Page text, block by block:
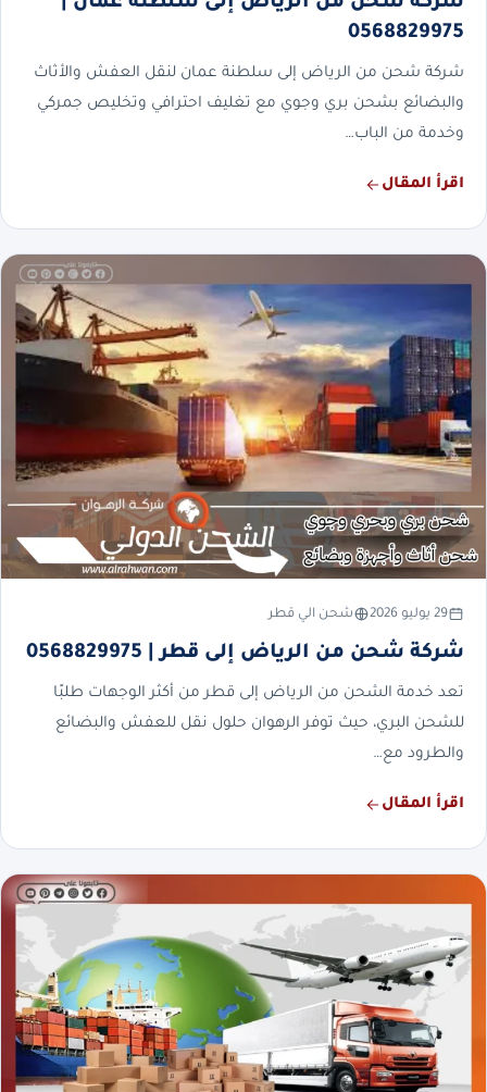
0568829975
شركة شحن من الرياض إلى سلطنة عمان لنقل العفش والأثاث
والبضائع بشحن بري وجوي مع تغليف احترافي وتخليص جمركي
وخدمة من الباب…
اقرأ المقال
29 يوليو 2026 شحن الي قطر
شركة شحن من الرياض إلى قطر | 0568829975
تعد خدمة الشحن من الرياض إلى قطر من أكثر الوجهات طلبًا
للشحن البري، حيث توفر الرهوان حلول نقل للعفش والبضائع
والطرود مع…
اقرأ المقال